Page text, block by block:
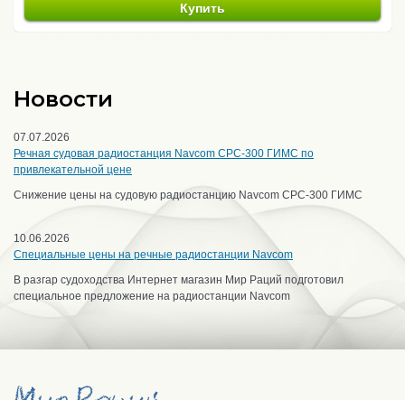
Купить
Новости
07.07.2026
Речная судовая радиостанция Navcom CPC-300 ГИМС по
привлекательной цене
Снижение цены на судовую радиостанцию Navcom CPC-300 ГИМС
10.06.2026
Специальные цены на речные радиостанции Navcom
В разгар судоходства Интернет магазин Мир Раций подготовил
специальное предложение на радиостанции Navcom